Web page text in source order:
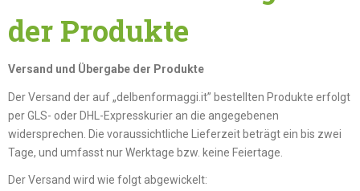
der Produkte
Versand und Übergabe der Produkte
Der Versand der auf „delbenformaggi.it” bestellten Produkte erfolgt
per GLS- oder DHL-Expresskurier an die angegebenen
widersprechen. Die voraussichtliche Lieferzeit beträgt ein bis zwei
Tage, und umfasst nur Werktage bzw. keine Feiertage.
Der Versand wird wie folgt abgewickelt: